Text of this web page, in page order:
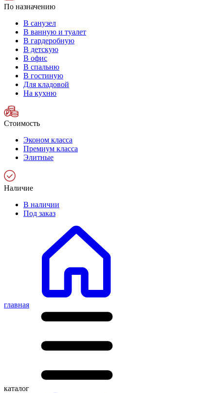
По назначению
В санузел
В ванную и туалет
В гардеробную
В детскую
В офис
В спальню
В гостиную
Для кладовой
На кухню
Стоимость
Эконом класса
Премиум класса
Элитные
Наличие
В наличии
Под заказ
главная
каталог